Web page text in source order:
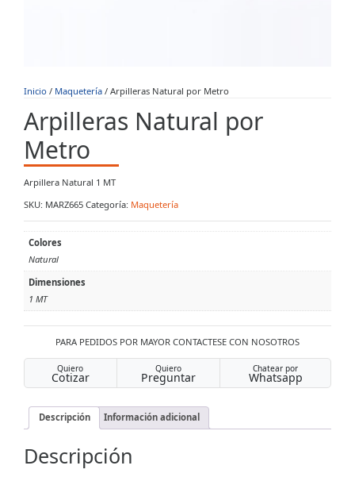
Inicio / Maquetería / Arpilleras Natural por Metro
Arpilleras Natural por
Metro
Arpillera Natural 1 MT
SKU: MARZ665 Categoría: Maquetería
Colores
Natural
Dimensiones
1 MT
PARA PEDIDOS POR MAYOR CONTACTESE CON NOSOTROS
Quiero
Cotizar
Quiero
Preguntar
Chatear por
Whatsapp
Descripción Información adicional
Descripción